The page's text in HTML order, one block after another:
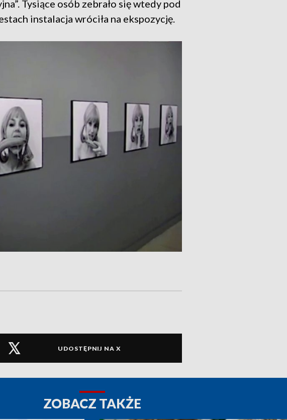
Tysiące osób zebrało się wtedy pod
instalacja wróciła na ekspozycję.
UDOSTĘPNIJ NA X
ZOBACZ TAKŻE